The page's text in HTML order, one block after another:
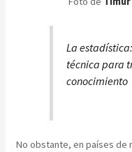
La
técnica para
conocimiento
No obstante, en países de